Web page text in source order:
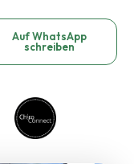
Auf WhatsApp
schreiben